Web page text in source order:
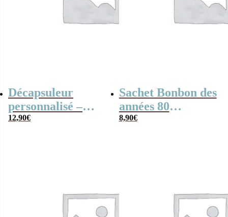
Décapsuleur
personnalisé –
Cadeau entreprise
12,90€
Sachet Bonbon des
années 80
personnalisé –
8,90€